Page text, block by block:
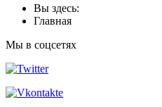
Вы здесь:
Главная
Мы в соцсетях